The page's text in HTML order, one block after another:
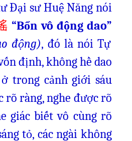
sư Huệ Năng nói
“Bổn vô động dao”
động), đó là nói Tự
định, không hề dao
ở trong cảnh giới sáu
rõ ràng, nghe được rõ
giác biết vô cùng rõ
tỏ, các ngài không